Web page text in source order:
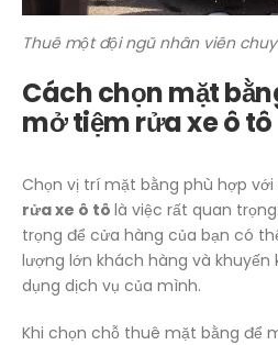
Thuê một đội ngũ nhân viên
Cách chọn mặt
mở tiệm rửa xe ô tô
Chọn vị trí mặt bằng phù hợp với
rửa xe ô tô là việc rất quan
trọng để cửa hàng của bạn có
lượng lớn khách hàng và
dụng dịch vụ của mình.
Khi chọn chỗ thuê mặt bằng để